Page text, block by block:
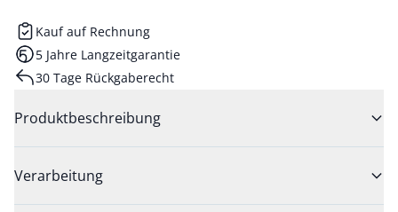
Kauf auf Rechnung
5 Jahre Langzeitgarantie
30 Tage Rückgaberecht
Produktbeschreibung
Verarbeitung